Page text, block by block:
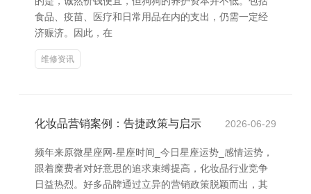
食品、疫苗、医疗和日常用品在内的支出，仍需一定经
济赈济。因此，在
维修资讯
化妆品营销案例：告捷政策与启示 2026-06-29
频年来原微星座网-星座时间_今日星座运势_感情运势，
跟着糜费者对好意思的追求束缚提高，化妆品行业竞争
日益热烈。好多品牌通过立异的营销政策脱颖而出，其